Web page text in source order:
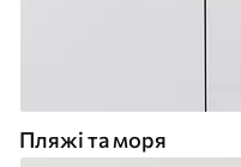
Пляжі та моря